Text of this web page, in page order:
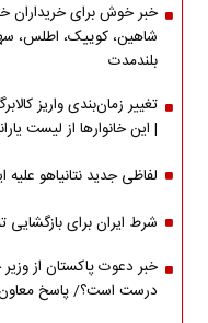
خبر خوش برای خریداران
شاهین، کوییک، اطلس،
بلندمدت
| این خانوارها از لیست
لفاظی جدید نتانیاهو علیه
شرط ایران برای بازگشایی
خبر دعوت پاکستان از
درست است؟/ پاسخ